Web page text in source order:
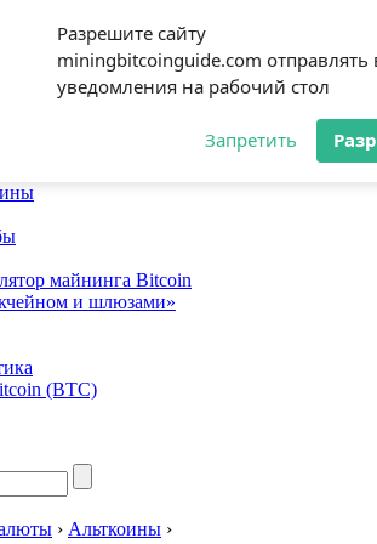
Разрешите сайту
miningbitcoinguide.com отправлять
уведомления на рабочий стол
Запретить
menu-line
menu-line
майнинга Bitcoin
и шлюзами»
(BTC)
› Альткоины ›